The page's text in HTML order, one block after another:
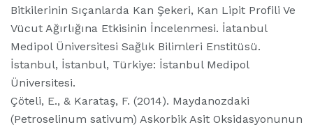
Bitkilerinin Sıçanlarda Kan Şekeri, Kan Lipit Profili Ve
Vücut Ağırlığına Etkisinin İncelenmesi. İatanbul
Medipol Üniversitesi Sağlık Bilimleri Enstitüsü.
İstanbul, İstanbul, Türkiye: İstanbul Medipol
Üniversitesi.
Çöteli, E., & Karataş, F. (2014). Maydanozdaki
(Petroselinum sativum) Askorbik Asit Oksidasyonunun